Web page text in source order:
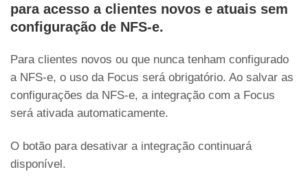
para acesso a clientes novos e atuais sem
configuração de NFS-e.
Para clientes novos ou que nunca tenham configurado
a NFS-e, o uso da Focus será obrigatório. Ao salvar as
configurações da NFS-e, a integração com a Focus
será ativada automaticamente.
O botão para desativar a integração continuará
disponível.